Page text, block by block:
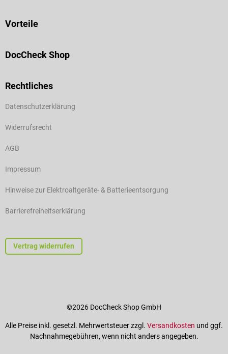
Vorteile
DocCheck Shop
Rechtliches
Datenschutzerklärung
Widerrufsrecht
AGB
Impressum
Hinweise zur Elektroaltgeräte- & Batterieentsorgung
Barrierefreiheitserklärung
Vertrag widerrufen
©2026 DocCheck Shop GmbH
Alle Preise inkl. gesetzl. Mehrwertsteuer zzgl. Versandkosten und ggf.
Nachnahmegebühren, wenn nicht anders angegeben.